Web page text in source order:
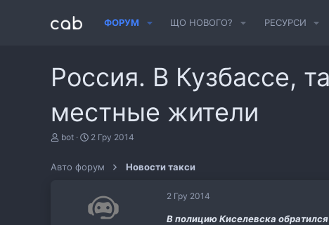
ФОРУМ ЩО НОВОГО? РЕСУРСИ
Россия. В Кузбассе,
местные жители
А
о
bot
Д
а
в
о
2 Гру 2014
Авто форум Новости такси
2 Гру 2014
В полицию Киселевска